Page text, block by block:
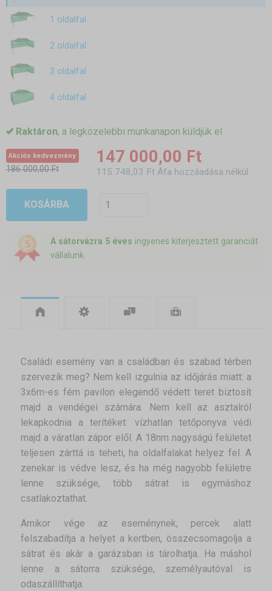
1 oldalfal
2 oldalfal
3 oldalfal
4 oldalfal
Raktáron, a legközelebbi munkanapon küldjük el
Akciós kedvezmény
186 000,00 Ft
147 000,00 Ft
115 748,03 Ft Áfa hozzáadása nélkül
KOSÁRBA
A sátorvázra 5 éves ingyenes kiterjesztett garanciát
vállalunk.
Családi esemény van a családban és szabad térben
szervezik meg? Nem kell izgulnia az időjárás miatt: a
3x6m-es fém pavilon elegendő védett teret biztosít
majd a vendégei számára. Nem kell az asztalról
lekapkodnia a terítéket: vízhatlan tetőponyva védi
majd a váratlan zápor elől. A 18nm nagyságú felületet
teljesen zárttá is teheti, ha oldalfalakat helyez fel. A
zenekar is védve lesz, és ha még nagyobb felületre
lenne szüksége, több sátrat is egymáshoz
csatlakoztathat.
Amikor vége az eseménynek, percek alatt
felszabadítja a helyet a kertben, összecsomagolja a
sátrat és akár a garázsban is tárolhatja. Ha máshol
lenne a sátorra szüksége, személyautóval is
odaszállíthatja.